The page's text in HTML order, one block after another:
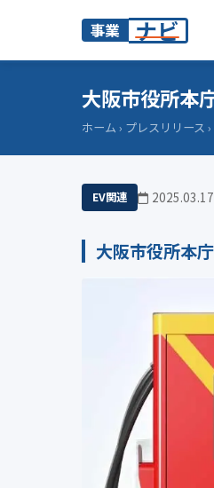
事業 ナビ
大阪市役所本
ホーム › プレスリリース ›
EV関連 2025.03.17
大阪市役所本